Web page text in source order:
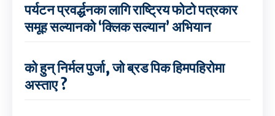
पर्यटन प्रवर्द्धनका लागि राष्ट्रिय फोटो पत्रकार
समूह सल्यानको ‘क्लिक सल्यान’ अभियान
को हुन् निर्मल पुर्जा, जो ब्रड पिक हिमपहिरोमा
अस्ताए ?